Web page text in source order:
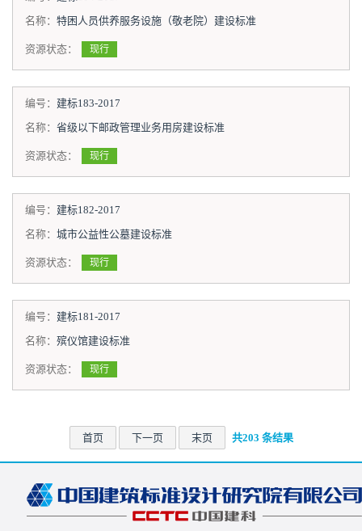
名称： 特困人员供养服务设施（敬老院）建设标准
资源状态： 现行
编号： 建标183-2017
名称： 省级以下邮政管理业务用房建设标准
资源状态： 现行
编号： 建标182-2017
名称： 城市公益性公墓建设标准
资源状态： 现行
编号： 建标181-2017
名称： 殡仪馆建设标准
资源状态： 现行
首页 下一页 末页 共203 条结果